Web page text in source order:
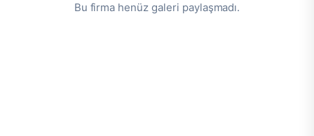
Bu firma henüz galeri paylaşmadı.